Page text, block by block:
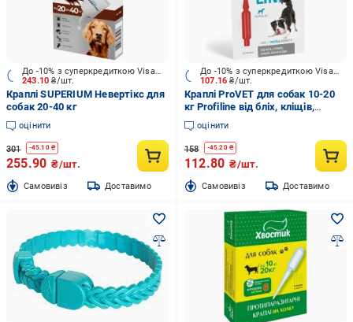
243.10₴/шт.
До -10% з суперкредиткою Visa Вигода
Краплі SUPERIUM Невертікс для
собак 20-40 кг
оцінити
301 -45.10₴
255.90 ₴/шт.
Cамовивіз Доставимо
107.16₴/шт.
До -10% з суперкредиткою Visa Вигода
Краплі ProVET для собак 10-20
кг Profiline від бліх, кліщів,
паразитів, вошей, 1 піпетка, 2,0
мл
оцінити
158 -45.20₴
112.80 ₴/шт.
Cамовивіз Доставимо